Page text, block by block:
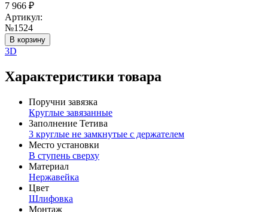
7 966 ₽
Артикул:
№1524
В корзину
3D
Характеристики товара
Поручни завязка
Круглые завязанные
Заполнение Тетива
3 круглые не замкнутые с держателем
Место установки
В ступень сверху
Материал
Нержавейка
Цвет
Шлифовка
Монтаж